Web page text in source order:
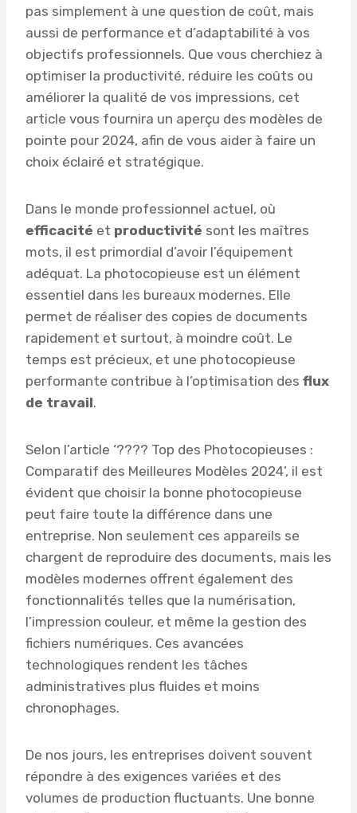
pas simplement à une question de coût, mais
aussi de performance et d’adaptabilité à vos
objectifs professionnels. Que vous cherchiez à
optimiser la productivité, réduire les coûts ou
améliorer la qualité de vos impressions, cet
article vous fournira un aperçu des modèles de
pointe pour 2024, afin de vous aider à faire un
choix éclairé et stratégique.
Dans le monde professionnel actuel, où
efficacité et productivité sont les maîtres
mots, il est primordial d’avoir l’équipement
adéquat. La photocopieuse est un élément
essentiel dans les bureaux modernes. Elle
permet de réaliser des copies de documents
rapidement et surtout, à moindre coût. Le
temps est précieux, et une photocopieuse
performante contribue à l’optimisation des flux
de travail.
Selon l’article ‘???? Top des Photocopieuses :
Comparatif des Meilleures Modèles 2024’, il est
évident que choisir la bonne photocopieuse
peut faire toute la différence dans une
entreprise. Non seulement ces appareils se
chargent de reproduire des documents, mais les
modèles modernes offrent également des
fonctionnalités telles que la numérisation,
l’impression couleur, et même la gestion des
fichiers numériques. Ces avancées
technologiques rendent les tâches
administratives plus fluides et moins
chronophages.
De nos jours, les entreprises doivent souvent
répondre à des exigences variées et des
volumes de production fluctuants. Une bonne